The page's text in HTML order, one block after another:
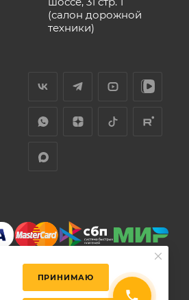
(салон дорожной
техники)
ПРИНИМАЮ